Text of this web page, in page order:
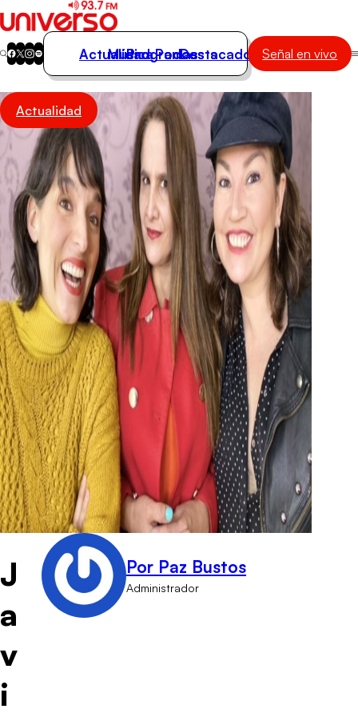
Actualidad
Música
Programas
Podcasts
Destacados
Actualidad
Música
Programas
Podcasts
Destacados Señal en vivo
Actualidad
J
a
v
i
Por Paz Bustos
Administrador